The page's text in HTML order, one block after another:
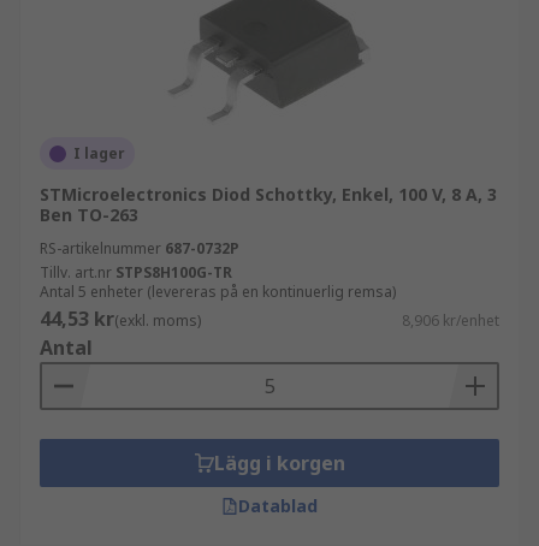
I lager
STMicroelectronics Diod Schottky, Enkel, 100 V, 8 A, 3
Ben TO-263
RS-artikelnummer 687-0732P
Tillv. art.nr STPS8H100G-TR
Antal 5 enheter (levereras på en kontinuerlig remsa)
44,53 kr(exkl. moms) 8,906 kr/enhet
Antal
Lägg i korgen
Datablad